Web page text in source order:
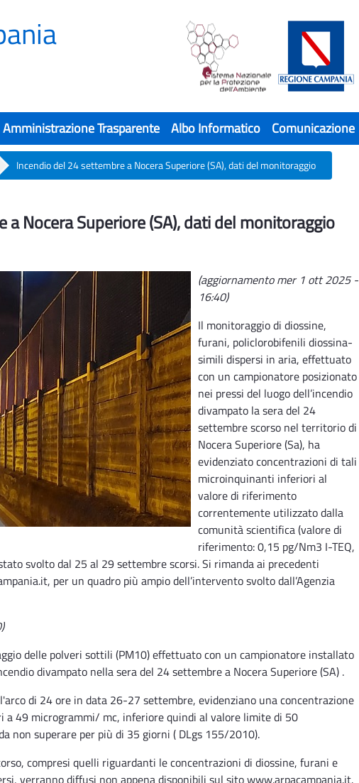
Amministrazione Trasparente Albo Informatico Comunicazione
Incendio del 24 settembre a Nocera Superiore (SA), dati del monitoraggio
Nocera Superiore (SA), dati del monitoraggio
(aggiornamento mer 1 ott 2025 -
16:40)
Il monitoraggio di diossine,
furani, policlorobifenili diossina-
simili dispersi in aria, effettuato
con un campionatore posizionato
nei pressi del luogo dell’incendio
divampato la sera del 24
settembre scorso nel territorio di
Nocera Superiore (Sa), ha
evidenziato concentrazioni di tali
microinquinanti inferiori al
valore di riferimento
correntemente utilizzato dalla
comunità scientifica (valore di
riferimento: 0,15 pg/Nm3 I-TEQ,
svolto dal 25 al 29 settembre scorsi. Si rimanda ai precedenti
per un quadro più ampio dell’intervento svolto dall’Agenzia
delle polveri sottili (PM10) effettuato con un campionatore installato
divampato nella sera del 24 settembre a Nocera Superiore (SA) .
di 24 ore in data 26-27 settembre, evidenziano una concentrazione
a 49 microgrammi/ mc, inferiore quindi al valore limite di 50
non superare per più di 35 giorni ( DLgs 155/2010).
compresi quelli riguardanti le concentrazioni di diossine, furani e
verranno diffusi non appena disponibili sul sito www.arpacampania.it.